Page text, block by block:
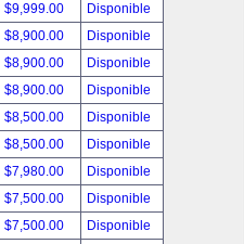
$9,999.00
Disponible
$8,900.00
Disponible
$8,900.00
Disponible
$8,900.00
Disponible
$8,500.00
Disponible
$8,500.00
Disponible
$7,980.00
Disponible
$7,500.00
Disponible
$7,500.00
Disponible